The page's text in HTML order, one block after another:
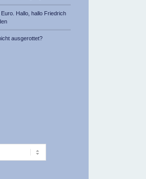
Hallo, hallo Friedrich
ausgerottet?